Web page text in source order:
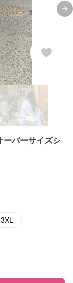
ーバーサイズシ
3XL